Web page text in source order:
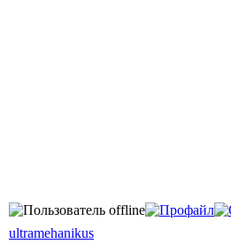
ultramehanikus